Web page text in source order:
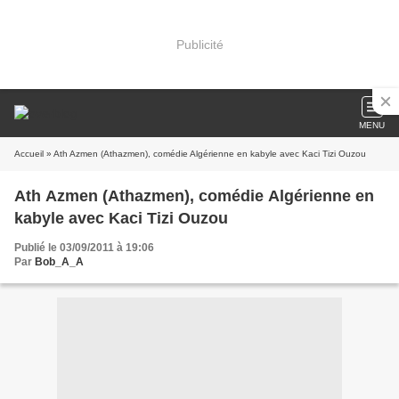
Publicité
MENU
Accueil » Ath Azmen (Athazmen), comédie Algérienne en kabyle avec Kaci Tizi Ouzou
Ath Azmen (Athazmen), comédie Algérienne en
kabyle avec Kaci Tizi Ouzou
Publié le 03/09/2011 à 19:06
Par Bob_A_A